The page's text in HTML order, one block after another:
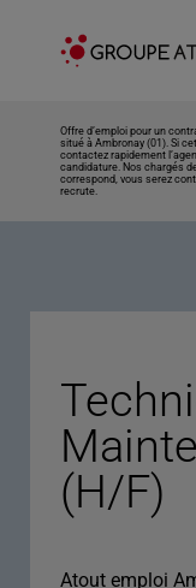
Offre d’emploi pour un
situé à Ambronay (01). Si
contactez rapidement
candidature. Nos chargés
correspond, vous serez
recrute.
(H/F)
Atout emploi